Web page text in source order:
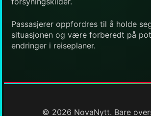
Passasjerer oppfordres til å holde
situasjonen og være forberedt på
endringer i reiseplaner.
© 2026 NovaNytt. Bare